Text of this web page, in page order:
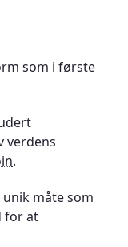
som i første
verdens
.
måte som
for at